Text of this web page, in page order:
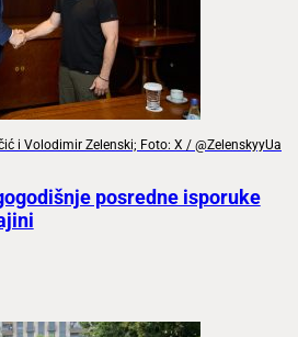
i Volodimir Zelenski; Foto: X / @ZelenskyyUa
posredne isporuke